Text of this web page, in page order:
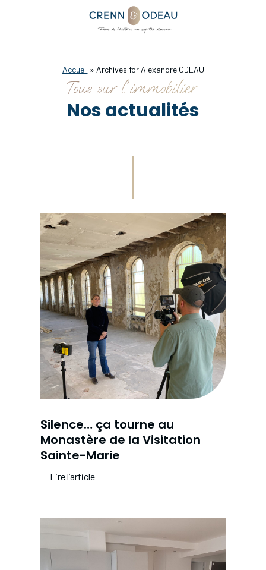
Accueil » Archives for Alexandre ODEAU
Tous sur l'immobilier
Nos actualités
Silence… ça tourne au
Monastère de la Visitation
Sainte-Marie
Lire l’article